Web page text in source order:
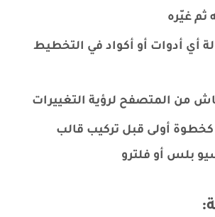
غيّره
أي أدوات أو أكواد في التخطيط
من المتصفح لرؤية التغييرات
أولى قبل تركيب قالب
بلس أو فلترو